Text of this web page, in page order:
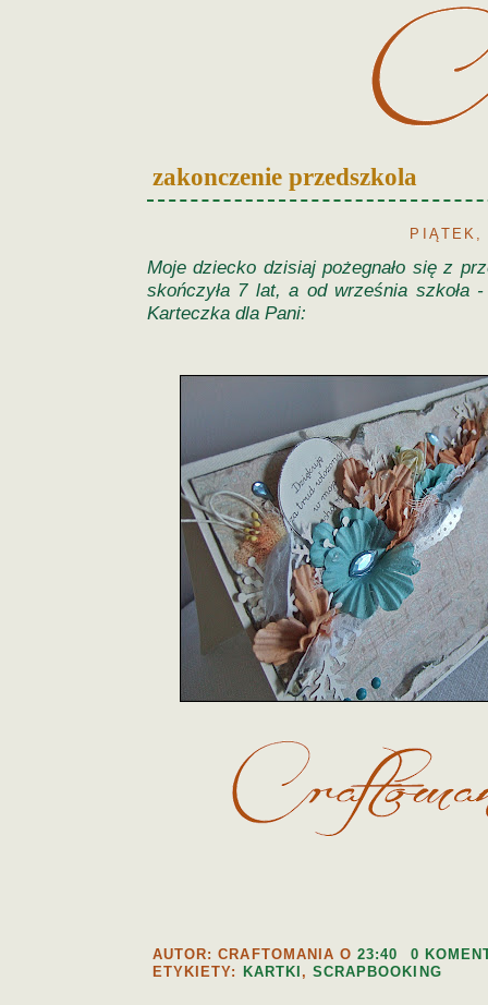
zakonczenie przedszkola
PIĄTEK,
Moje dziecko dzisiaj pożegnało się z
skończyła 7 lat, a od września szkoła
Karteczka dla Pani:
AUTOR: CRAFTOMANIAO23:40
0
ETYKIETY:
KARTKI , SCRAPBOOKING